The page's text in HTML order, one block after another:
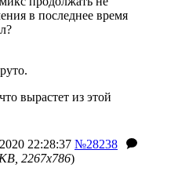
в последнее время
вырастет из этой
22:28:37 №28238
2267x786)